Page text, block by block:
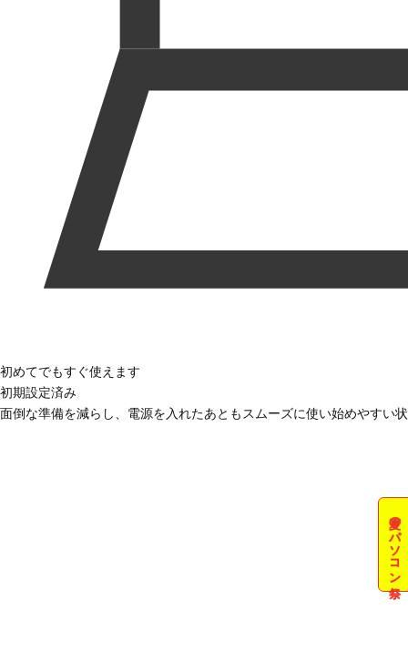
夏のパソコン祭
初めてでもすぐ使えます
初期設定済み
面倒な準備を減らし、電源を入れたあともスムーズに使い始めやすい